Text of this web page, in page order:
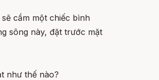
cầm một chiếc bình
sông này, đặt trước mặt
như thế nào?